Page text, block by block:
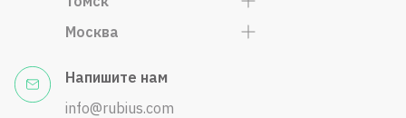
Москва
Напишите нам
info@rubius.com